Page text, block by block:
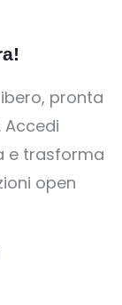
pronta
e trasforma
open